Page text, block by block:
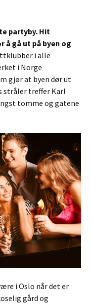
partyby. Hit
gå ut på byen og
i alle
i Norge
gjør at byen dør ut
stråler treffer Karl
tomme og gatene
i Oslo når det er
gård og